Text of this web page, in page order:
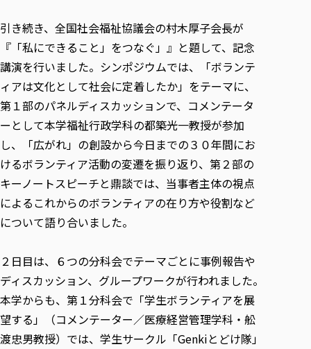
学生自主活動支援
社会人学生の育児支援（一時預かり）
学生総合補償制度
スポーツ傷害保険
引き続き、全国社会福祉協議会の村木厚子会長が
『「私にできること」をつなぐ」』と題して、記念
講演を行いました。シンポジウムでは、「ボランテ
ィアは文化として社会に定着したか」をテーマに、
第１部のパネルディスカッションで、コメンテータ
ーとして本学福祉行政学科の都築光一教授が参加
し、「広がれ」の創設から今日までの３０年間にお
けるボランティア活動の変遷を振り返り、第２部の
キーノートスピーチと鼎談では、当事者主体の視点
によるこれからのボランティアの在り方や役割など
について語り合いました。
２日目は、６つの分科会でテーマごとに事例報告や
ディスカッション、グループワークが行われました。
本学からも、第１分科会で「学生ボランティアを展
望する」（コメンテーター／医療経営管理学科・舩
渡忠男教授）では、学生サークル「Genkiとどけ隊」